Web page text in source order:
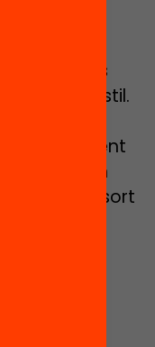
és
il·legals
difícil i hostil.
que han
i provar sort